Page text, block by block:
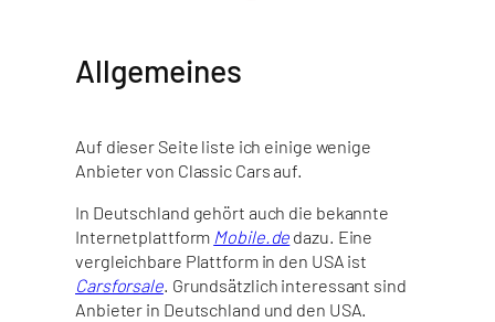
Allgemeines
Auf dieser Seite liste ich einige wenige
Anbieter von Classic Cars auf.
In Deutschland gehört auch die bekannte
Internetplattform Mobile.de dazu. Eine
vergleichbare Plattform in den USA ist
Carsforsale. Grundsätzlich interessant sind
Anbieter in Deutschland und den USA.